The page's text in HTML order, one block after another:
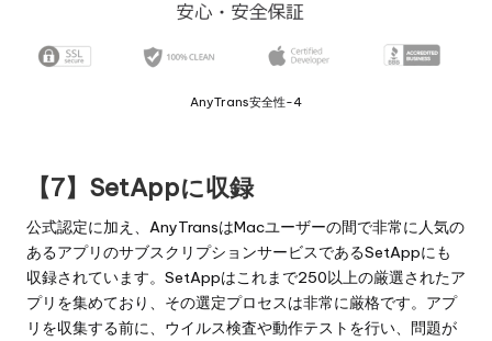
AnyTrans安全性-4
【7】SetAppに収録
公式認定に加え、AnyTransはMacユーザーの間で非常に人気の
あるアプリのサブスクリプションサービスであるSetAppにも
収録されています。SetAppはこれまで250以上の厳選されたア
プリを集めており、その選定プロセスは非常に厳格です。アプ
リを収集する前に、ウイルス検査や動作テストを行い、問題が